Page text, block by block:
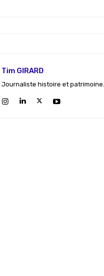
Tim GIRARD
Journaliste histoire et